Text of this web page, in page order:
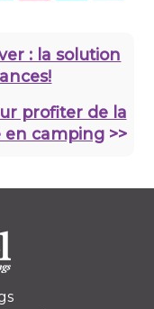
: la solution
profiter de la
en camping>>